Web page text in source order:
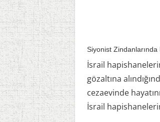
Siyonist
İsrail
gözaltına
cezaevinde
İsrail